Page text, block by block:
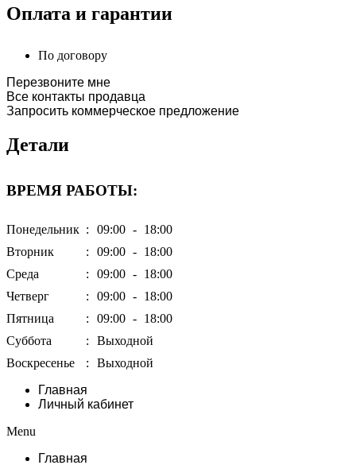
Оплата и гарантии
По договору
Перезвоните мне
Все контакты продавца
Запросить коммерческое предложение
Детали
ВРЕМЯ РАБОТЫ:
Понедельник : 09:00 - 18:00
Вторник
: 09:00 - 18:00
Среда
: 09:00 - 18:00
Четверг
: 09:00 - 18:00
Пятница
: 09:00 - 18:00
Суббота
:
Выходной
Воскресенье
:
Выходной
Главная
Личный кабинет
Menu
Главная